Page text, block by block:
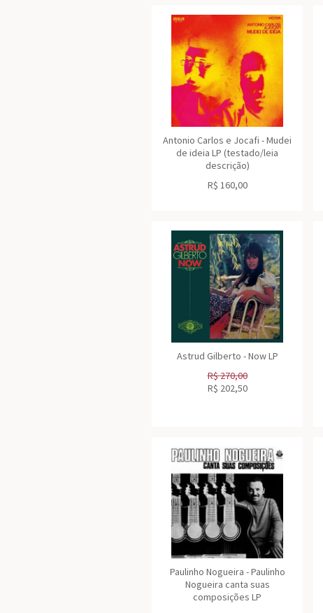
Antonio Carlos e Jocafi - Mudei
de ideia LP (testado/leia
descrição)
R$ 160,00
Astrud Gilberto - Now LP
R$270,00
R$ 202,50
Paulinho Nogueira - Paulinho
Nogueira canta suas
composições LP